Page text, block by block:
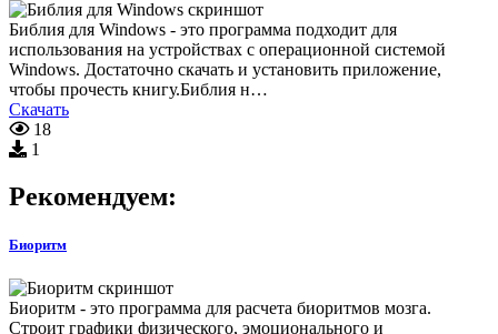
Библия для Windows - это программа подходит для
использования на устройствах с операционной системой
Windows. Достаточно скачать и установить приложение,
чтобы прочесть книгу.Библия н…
Скачать
18
1
Рекомендуем:
Биоритм
Биоритм - это программа для расчета биоритмов мозга.
Строит графики физического, эмоционального и